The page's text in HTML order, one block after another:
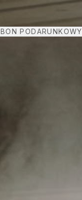
BON PODARUNKOWY